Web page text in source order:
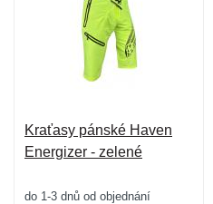
Kraťasy pánské Haven
Energizer - zelené
do 1-3 dnů od objednání